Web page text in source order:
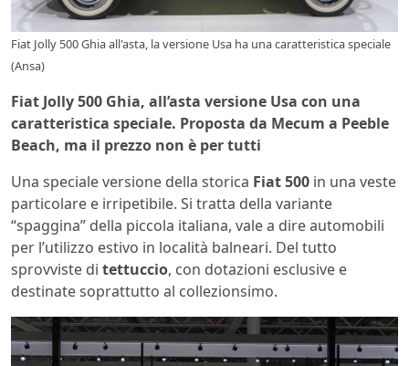
Fiat Jolly 500 Ghia all'asta, la versione Usa ha una caratteristica speciale
(Ansa)
Fiat Jolly 500 Ghia, all’asta versione Usa con una
caratteristica speciale. Proposta da Mecum a Peeble
Beach, ma il prezzo non è per tutti
Una speciale versione della storica Fiat 500 in una veste
particolare e irripetibile. Si tratta della variante
“spaggina” della piccola italiana, vale a dire automobili
per l’utilizzo estivo in località balneari. Del tutto
sprovviste di tettuccio, con dotazioni esclusive e
destinate soprattutto al collezionsimo.